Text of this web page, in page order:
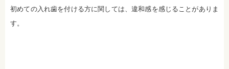
日本大学歯学部非常勤講師
社会福祉法人富士白苑理事
初めての入れ歯を付ける方に関しては、違和感を感じることがありま
す。